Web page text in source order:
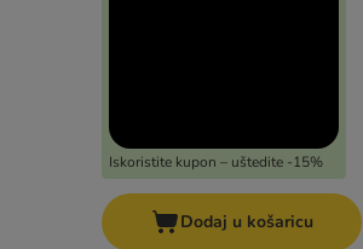
Iskoristite kupon – uštedite -15%
Dodaj u košaricu